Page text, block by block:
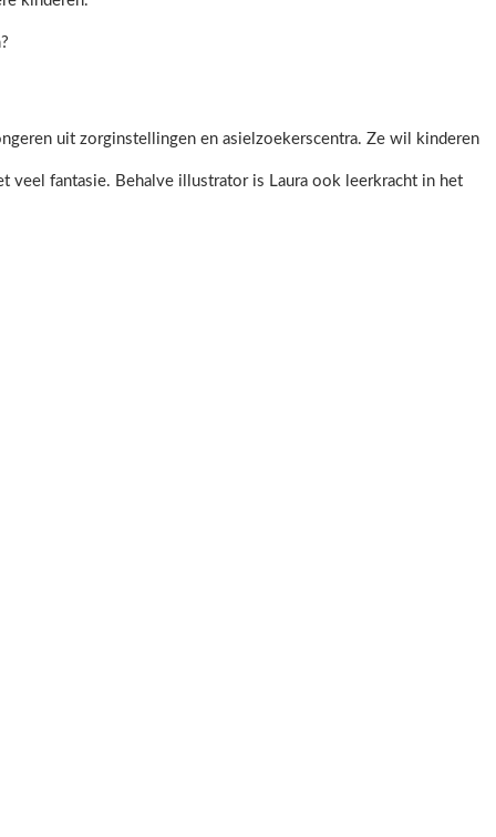
uit zorginstellingen en asielzoekerscentra. Ze wil kinderen
veel fantasie. Behalve illustrator is Laura ook leerkracht in het